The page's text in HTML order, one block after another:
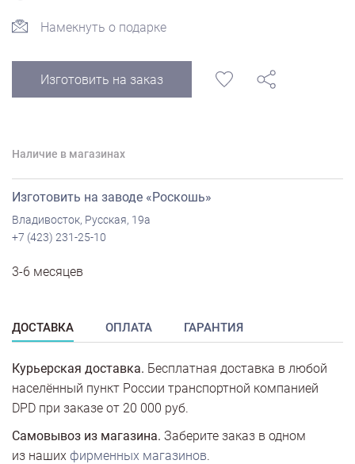
Намекнуть о подарке
Изготовить на заказ
Наличие в магазинах
Изготовить на заводе «Роскошь»
Владивосток, Русская, 19а
+7 (423) 231-25-10
3-6 месяцев
ДОСТАВКА ОПЛАТА ГАРАНТИЯ
Курьерская доставка. Бесплатная доставка в любой
населённый пункт России транспортной компанией
DPD при заказе от 20 000 руб.
Самовывоз из магазина. Заберите заказ в одном
из наших фирменных магазинов.